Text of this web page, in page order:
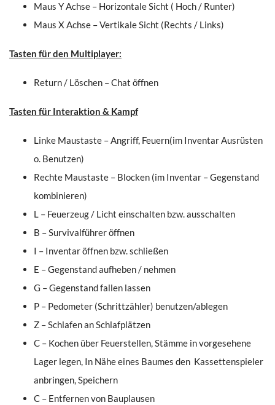
Maus Y Achse – Horizontale Sicht ( Hoch / Runter)
Maus X Achse – Vertikale Sicht (Rechts / Links)
Tasten für den Multiplayer:
Return / Löschen – Chat öffnen
Tasten für Interaktion & Kampf
Linke Maustaste – Angriff, Feuern(im Inventar Ausrüsten
o. Benutzen)
Rechte Maustaste – Blocken (im Inventar – Gegenstand
kombinieren)
L – Feuerzeug / Licht einschalten bzw. ausschalten
B – Survivalführer öffnen
I – Inventar öffnen bzw. schließen
E – Gegenstand aufheben / nehmen
G – Gegenstand fallen lassen
P – Pedometer (Schrittzähler) benutzen/ablegen
Z – Schlafen an Schlafplätzen
C – Kochen über Feuerstellen, Stämme in vorgesehene
Lager legen, In Nähe eines Baumes den Kassettenspieler
anbringen, Speichern
C – Entfernen von Bauplausen